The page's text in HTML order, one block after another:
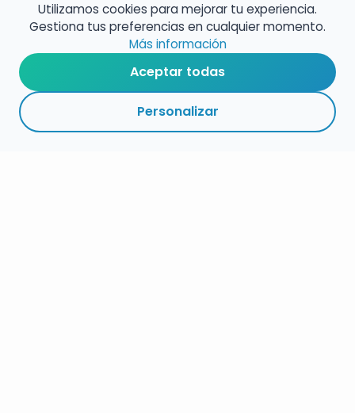
Calidad de vida en entorno tranquilo
RESUMEN INSCRIPCIÓN DETALLES MÁS
Utilizamos cookies para mejorar tu experiencia.
Gestiona tus preferencias en cualquier momento.
Más información
Aceptar todas
Personalizar